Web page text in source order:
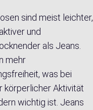
sind meist leichter,
und
als Jeans.
mehr
was bei
körperlicher Aktivität
wichtig ist. Jeans